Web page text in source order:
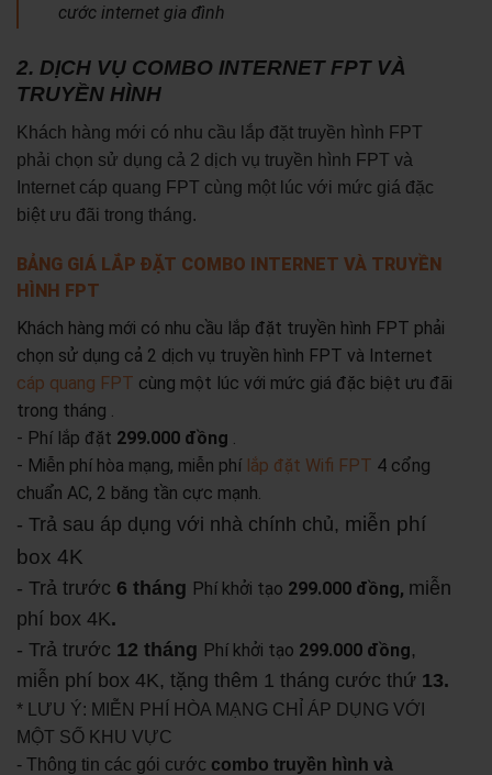
cước internet gia đình
2. DỊCH VỤ COMBO INTERNET FPT VÀ
TRUYỀN HÌNH
Khách hàng mới có nhu cầu lắp đặt truyền hình FPT
phải chọn sử dụng cả 2 dịch vụ truyền hình FPT và
Internet cáp quang FPT cùng một lúc với mức giá đặc
biệt ưu đãi trong tháng.
BẢNG GIÁ LẮP ĐẶT COMBO INTERNET VÀ TRUYỀN
HÌNH FPT
Khách hàng mới có nhu cầu lắp đặt truyền hình FPT phải
chọn sử dụng cả 2 dịch vụ truyền hình FPT và Internet
cáp quang FPT cùng một lúc với mức giá đặc biệt ưu đãi
trong tháng .
- Phí lắp đặt 299.000 đồng .
- Miễn phí hòa mạng, miễn phí lắp đặt Wifi FPT 4 cổng
chuẩn AC, 2 băng tần cực mạnh.
- Trả sau áp dụng với nhà chính chủ, miễn phí
box 4K
- Trả trước 6 tháng Phí khởi tạo 299.000 đồng, miễn
phí box 4K.
- Trả trước 12 tháng Phí khởi tạo 299.000 đồng,
miễn phí box 4K, tặng thêm 1 tháng cước thứ 13.
* LƯU Ý: MIỄN PHÍ HÒA MẠNG CHỈ ÁP DỤNG VỚI
MỘT SỐ KHU VỰC
- Thông tin các gói cước combo truyền hình và